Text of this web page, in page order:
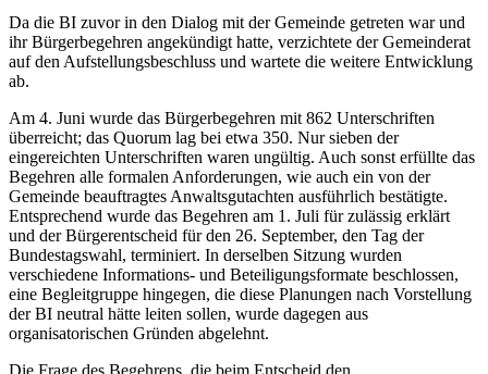
Da die BI zuvor in den Dialog mit der Gemeinde getreten war und
ihr Bürgerbegehren angekündigt hatte, verzichtete der Gemeinderat
auf den Aufstellungsbeschluss und wartete die weitere Entwicklung
ab.
Am 4. Juni wurde das Bürgerbegehren mit 862 Unterschriften
überreicht; das Quorum lag bei etwa 350. Nur sieben der
eingereichten Unterschriften waren ungültig. Auch sonst erfüllte das
Begehren alle formalen Anforderungen, wie auch ein von der
Gemeinde beauftragtes Anwaltsgutachten ausführlich bestätigte.
Entsprechend wurde das Begehren am 1. Juli für zulässig erklärt
und der Bürgerentscheid für den 26. September, den Tag der
Bundestagswahl, terminiert. In derselben Sitzung wurden
verschiedene Informations- und Beteiligungsformate beschlossen,
eine Begleitgruppe hingegen, die diese Planungen nach Vorstellung
der BI neutral hätte leiten sollen, wurde dagegen aus
organisatorischen Gründen abgelehnt.
Die Frage des Begehrens, die beim Entscheid den